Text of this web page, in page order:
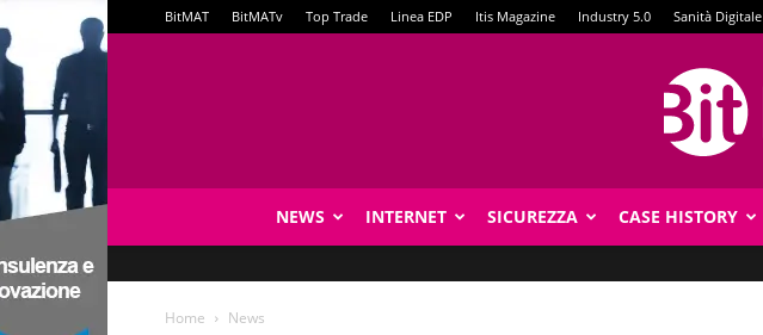
BitMAT BitMATv Top Trade Linea EDP Itis Magazine Industry 5.0 Sanità Digitale
NEWS INTERNET SICUREZZA CASE HISTORY
Home News